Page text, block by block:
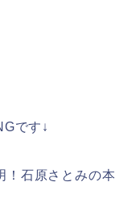
です↓
！石原さとみの本